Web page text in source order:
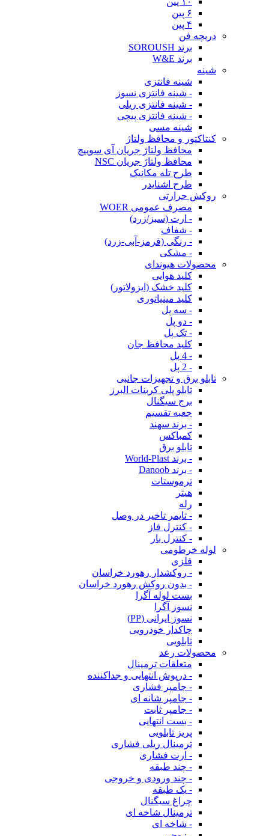
۶ پین
۴ پین
دریچه فن
برند SOROUSH
برند W&E
شینه
شینه فانتزی
- شینه فانتزی نسوز
- شینه فانتزی ریلی
- شینه فانتزی پیچی
شینه مسی
کنتاکتور و محافظ ولتاژ
محافظ ولتاژ جریان آی سوییچ
محافظ ولتاژ جریان NSC
طرح تله مکانیک
طرح اشنایدر
روکش حرارتی
مصرف عمومی WOER
- ارت (سبز/زرد)
- شفاف
- رنگی (قرمز-آبی-زرد)
- مشکی
محصولات هیوندای
کلید هوایی
کلید خشک (ایزولاتور)
کلید مینیاتوری
- سه پل
- دو پل
- تک پل
کلید محافظ جان
- 4 پل
- 2 پل
تابلو برق و تجهیزات جانبی
تابلو پلی کربنات البرز
برج سیگنال
جعبه تقسیم
- برند سهند
کمباکس
تابلو برق
- برند World-Plast
- برند Danoob
ترموستات
هیتر
رله
- تایمر تاخیر در وصل
- کنترل فاز
- کنترل بار
لوله خرطومی
فلزی
- روکشدار رهورد خراسان
- بدون روکش رهورد خراسان
بست لوله آگرا
نسوز آگرا
نسوز ایرانی (PP)
چاکدار خودرویی
تابلویی
محصولات رعد
متعلقات ترمینال
- درپوش انتهایی و جداکننده
- جامپر فشاری
- جامپر شانه ای
- جامپر ثابت
- بست انتهایی
پریز تابلویی
ترمینال ریلی فشاری
- ارت فشاری
- چند طبقه
- چند ورودی و خروجی
- یک طبقه
چراغ سیگنال
ترمینال شاخه ای
- شاخه ای